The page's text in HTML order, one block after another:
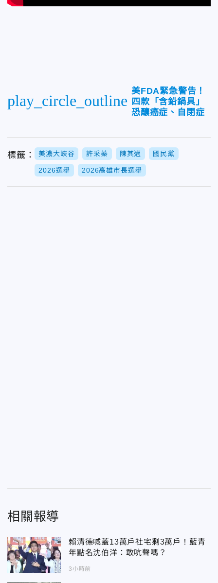
play_circle_outline
美FDA緊急警告！
四款「含鉛鍋具」
恐釀癌症、自閉症
標籤： 美濃大峽谷 許采蓁 陳其邁 國民黨
2026選舉 2026高雄市長選舉
相關報導
賴清德喊蓋13萬戶社宅剩3萬戶！藍青
年點名沈伯洋：敢吭聲嗎？
3小時前